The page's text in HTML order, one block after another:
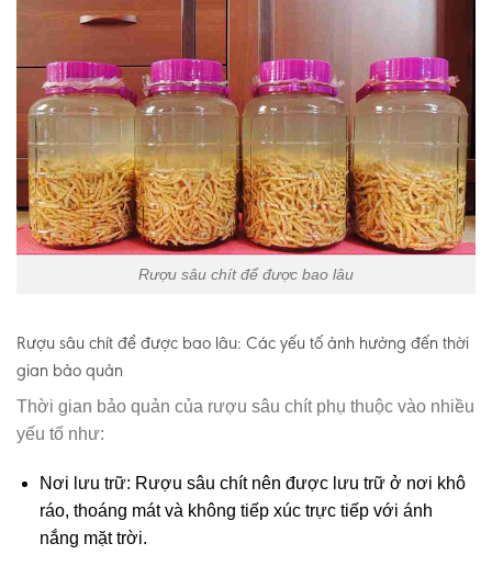
Rượu sâu chít để được bao lâu
Rượu sâu chít để được bao lâu: Các yếu tố ảnh hưởng đến thời
gian bảo quản
Thời gian bảo quản của rượu sâu chít phụ thuộc vào nhiều
yếu tố như:
Nơi lưu trữ: Rượu sâu chít nên được lưu trữ ở nơi khô
ráo, thoáng mát và không tiếp xúc trực tiếp với ánh
nắng mặt trời.